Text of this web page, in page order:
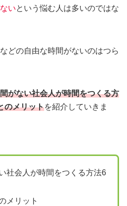
いという悩む人は多いのではな
どの自由な時間がないのはつら
がない社会人が時間をつくる方
のメリットを紹介していきま
社会人が時間をつくる方法6
メリット